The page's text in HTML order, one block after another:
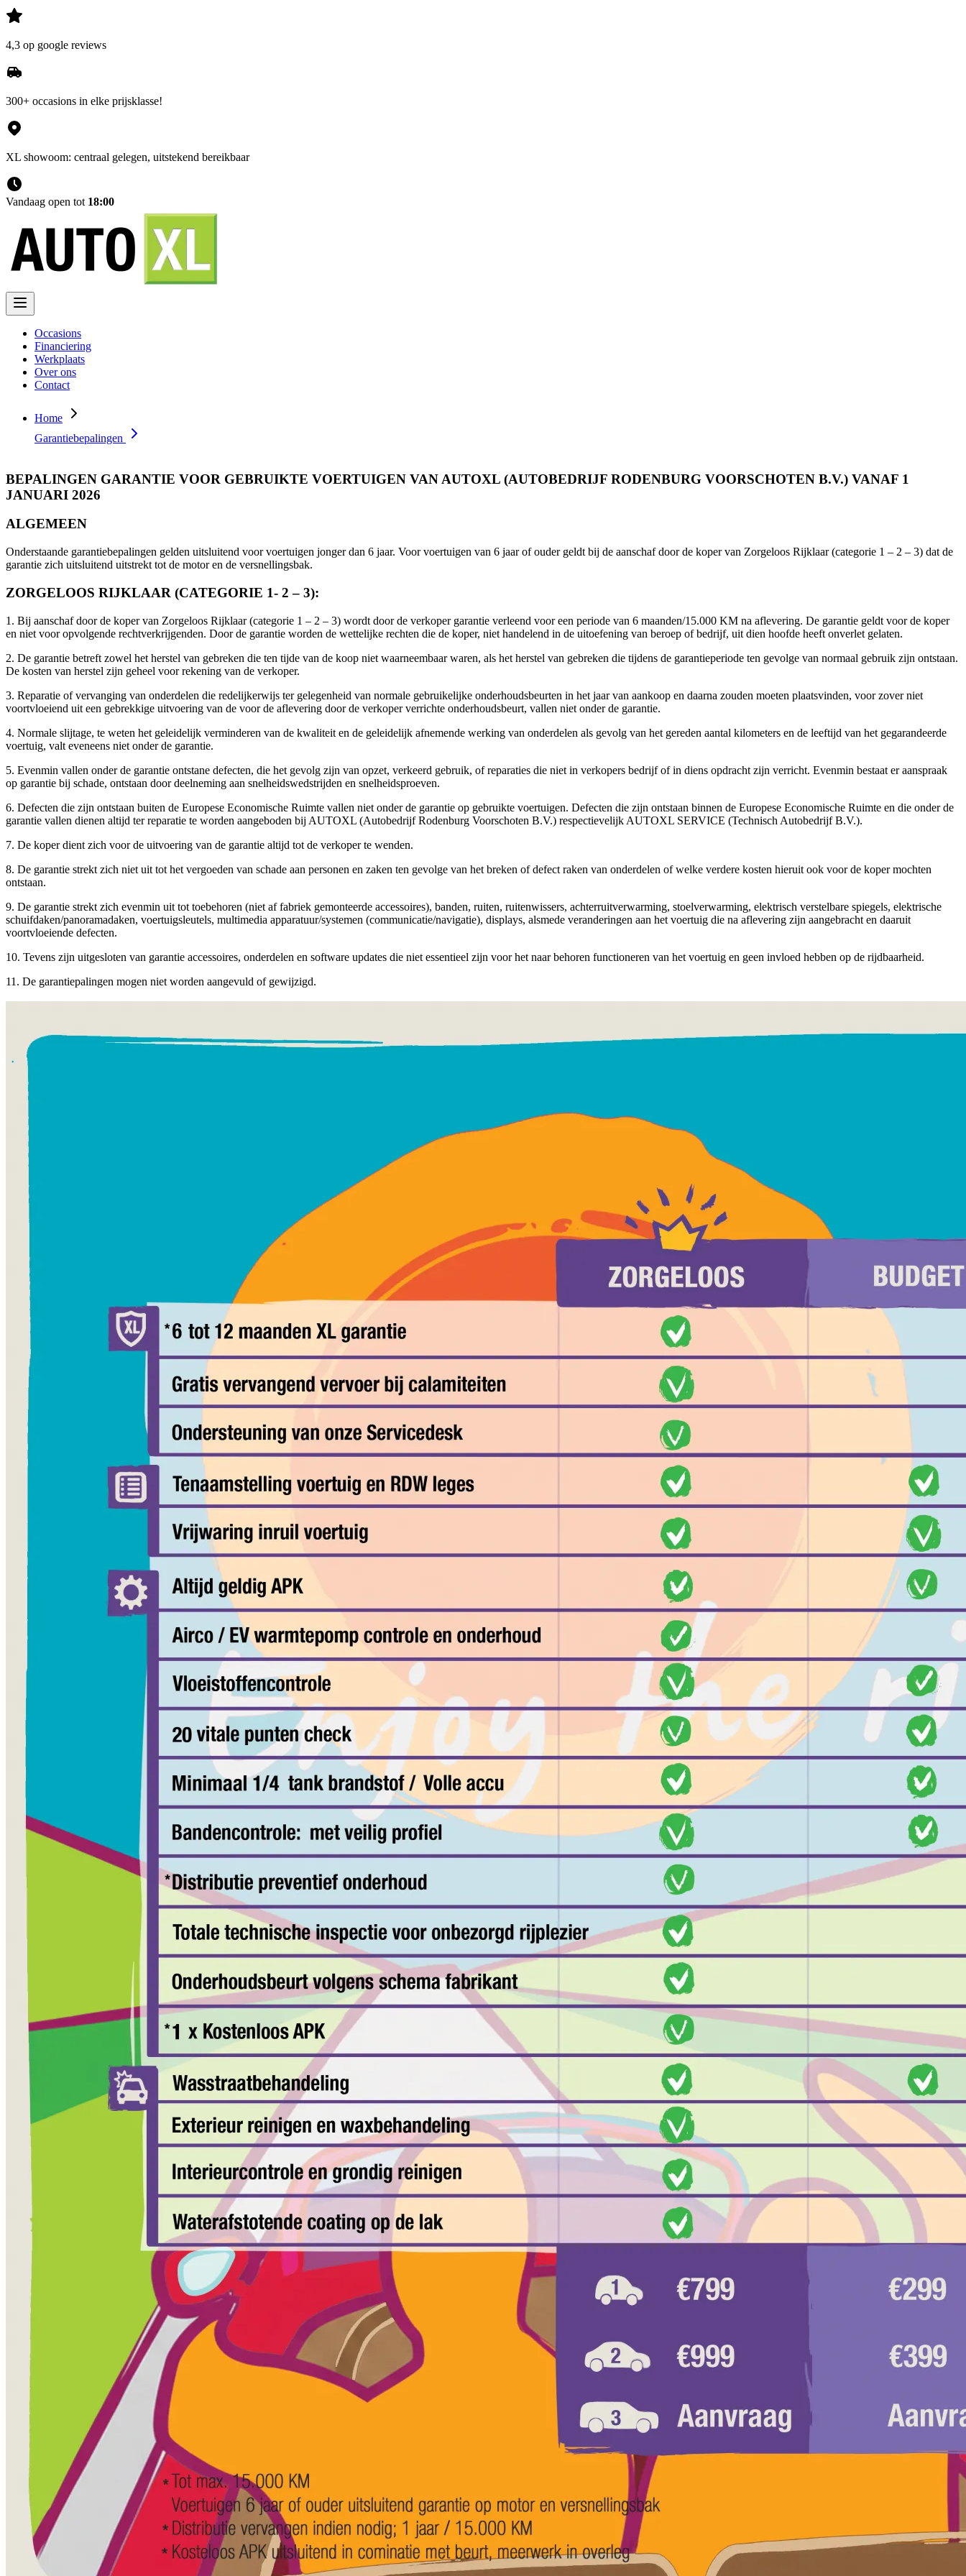
4,3 op google reviews
300+ occasions in elke prijsklasse!
XL showoom: centraal gelegen, uitstekend bereikbaar
Vandaag open tot 18:00
Occasions
Financiering
Werkplaats
Over ons
Contact
Home
Garantiebepalingen
BEPALINGEN GARANTIE VOOR GEBRUIKTE VOERTUIGEN VAN AUTOXL (AUTOBEDRIJF RODENBURG VOORSCHOTEN B.V.) VANAF 1
JANUARI 2026
ALGEMEEN
Onderstaande garantiebepalingen gelden uitsluitend voor voertuigen jonger dan 6 jaar. Voor voertuigen van 6 jaar of ouder geldt bij de aanschaf door de koper van Zorgeloos Rijklaar (categorie 1 – 2 – 3) dat de
garantie zich uitsluitend uitstrekt tot de motor en de versnellingsbak.
ZORGELOOS RIJKLAAR (CATEGORIE 1- 2 – 3):
1. Bij aanschaf door de koper van Zorgeloos Rijklaar (categorie 1 – 2 – 3) wordt door de verkoper garantie verleend voor een periode van 6 maanden/15.000 KM na aflevering. De garantie geldt voor de koper
en niet voor opvolgende rechtverkrijgenden. Door de garantie worden de wettelijke rechten die de koper, niet handelend in de uitoefening van beroep of bedrijf, uit dien hoofde heeft onverlet gelaten.
2. De garantie betreft zowel het herstel van gebreken die ten tijde van de koop niet waarneembaar waren, als het herstel van gebreken die tijdens de garantieperiode ten gevolge van normaal gebruik zijn ontstaan.
De kosten van herstel zijn geheel voor rekening van de verkoper.
3. Reparatie of vervanging van onderdelen die redelijkerwijs ter gelegenheid van normale gebruikelijke onderhoudsbeurten in het jaar van aankoop en daarna zouden moeten plaatsvinden, voor zover niet
voortvloeiend uit een gebrekkige uitvoering van de voor de aflevering door de verkoper verrichte onderhoudsbeurt, vallen niet onder de garantie.
4. Normale slijtage, te weten het geleidelijk verminderen van de kwaliteit en de geleidelijk afnemende werking van onderdelen als gevolg van het gereden aantal kilometers en de leeftijd van het gegarandeerde
voertuig, valt eveneens niet onder de garantie.
5. Evenmin vallen onder de garantie ontstane defecten, die het gevolg zijn van opzet, verkeerd gebruik, of reparaties die niet in verkopers bedrijf of in diens opdracht zijn verricht. Evenmin bestaat er aanspraak
op garantie bij schade, ontstaan door deelneming aan snelheidswedstrijden en snelheidsproeven.
6. Defecten die zijn ontstaan buiten de Europese Economische Ruimte vallen niet onder de garantie op gebruikte voertuigen. Defecten die zijn ontstaan binnen de Europese Economische Ruimte en die onder de
garantie vallen dienen altijd ter reparatie te worden aangeboden bij AUTOXL (Autobedrijf Rodenburg Voorschoten B.V.) respectievelijk AUTOXL SERVICE (Technisch Autobedrijf B.V.).
7. De koper dient zich voor de uitvoering van de garantie altijd tot de verkoper te wenden.
8. De garantie strekt zich niet uit tot het vergoeden van schade aan personen en zaken ten gevolge van het breken of defect raken van onderdelen of welke verdere kosten hieruit ook voor de koper mochten
ontstaan.
9. De garantie strekt zich evenmin uit tot toebehoren (niet af fabriek gemonteerde accessoires), banden, ruiten, ruitenwissers, achterruitverwarming, stoelverwarming, elektrisch verstelbare spiegels, elektrische
schuifdaken/panoramadaken, voertuigsleutels, multimedia apparatuur/systemen (communicatie/navigatie), displays, alsmede veranderingen aan het voertuig die na aflevering zijn aangebracht en daaruit
voortvloeiende defecten.
10. Tevens zijn uitgesloten van garantie accessoires, onderdelen en software updates die niet essentieel zijn voor het naar behoren functioneren van het voertuig en geen invloed hebben op de rijdbaarheid.
11. De garantiepalingen mogen niet worden aangevuld of gewijzigd.